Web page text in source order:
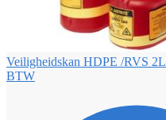
Veiligheidskan HDPE /RVS 2L
BTW